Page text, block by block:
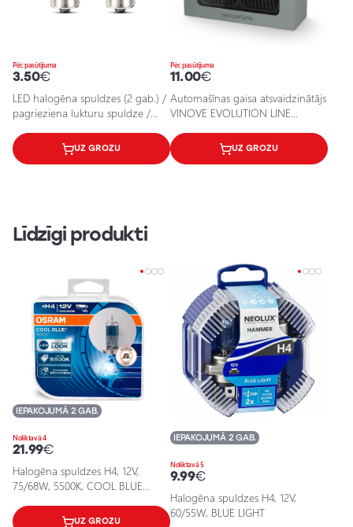
Pēc pasūtījuma
3.50€
LED halogēna spuldzes (2 gab.) /
pagrieziena lukturu spuldze /
hroma pārklājumu /
5903293031100 / 25-1998
UZ GROZU
Pēc pasūtījuma
11.00€
Automašīnas gaisa atsvaidzinātājs
VINOVE EVOLUTION LINE
UZ GROZU
Līdzīgi produkti
Noliktavā 4
IEPAKOJUMĀ 2 GAB.
21.99€
Halogēna spuldzes H4, 12V,
75/68W, 5500K, COOL BLUE
UZ GROZU
Noliktavā 5
IEPAKOJUMĀ 2 GAB.
9.99€
Halogēna spuldzes H4, 12V,
60/55W, BLUE LIGHT